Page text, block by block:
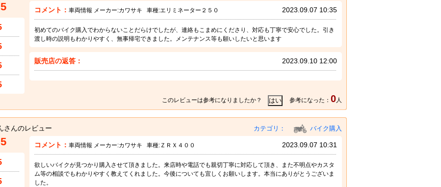
5 コメント： 車両情報 メーカー:カワサキ 車種:エリミネーター２５０ 2023.09.07 10:35
初めてのバイク購入でわからないことだらけでしたが、連絡もこまめにくださり、対応も丁寧で安心でした。引き
渡し時の説明もわかりやすく、無事帰宅できました。メンテナンス等も願いしたいと思います
販売店の返答： 2023.09.10 12:00
このレビューは参考になりましたか？ 参考になった： 0人
んのレビュー カテゴリ： バイク購入
5 コメント： 車両情報 メーカー:カワサキ 車種: ＺＲＸ４００ 2023.09.07 10:31
欲しいバイクが見つかり購入させて頂きました。来店時や電話でも親切丁寧に対応して頂き、また不明点やカスタ
ム等の相談でもわかりやすく教えてくれました。今後についても宜しくお願いします。本当にありがとうございま
した。